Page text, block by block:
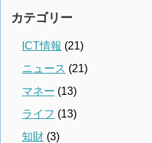
カテゴリー
ICT情報 (21)
ニュース (21)
マネー (13)
ライフ (13)
知財 (3)